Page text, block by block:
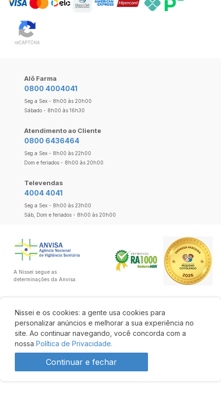
R$ 32,50
Nissei e os cookies: a gente usa cookies para
personalizar anúncios e melhorar a sua experiência no
site. Ao continuar navegando, você concorda com a
nossa Política de Privacidade.
Continuar e fechar
Alô Farma
0800 4004041
Seg a Sex - 8h00 às 20h00
Sábado - 8h00 às 16h30
Atendimento ao Cliente
0800 6436464
Seg a Sex - 8h00 às 22h00
Dom e feriados - 8h00 às 20h00
Televendas
4004 4041
Seg a Sex - 8h00 às 23h00
Sáb, Dom e feriados - 8h00 às 20h00
A Nissei segue as
determinações da Anvisa.